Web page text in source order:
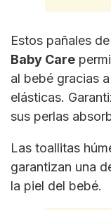
Estos pañales
Baby Care
al bebé gracias
elásticas.
sus perlas
Las toallitas
garantizan una
la piel del bebé.